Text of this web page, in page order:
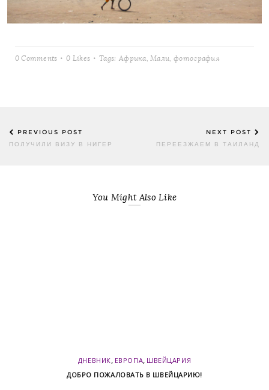
0 Comments 0 Likes Tags: Африка,Мали, фотография
Post
navigation
PREVIOUS POST
ПОЛУЧИЛИ ВИЗУ В НИГЕР
NEXT POST
ПЕРЕЕЗЖАЕМ В ТАИЛАНД
You Might Also Like
ДНЕВНИК, ЕВРОПА, ШВЕЙЦАРИЯ
ДОБРО ПОЖАЛОВАТЬ В ШВЕЙЦАРИЮ!